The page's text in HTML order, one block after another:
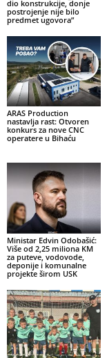
dio konstrukcije, donje
postrojenje nije bilo
predmet ugovora”
ARAS Production
nastavlja rast: Otvoren
konkurs za nove CNC
operatere u Bihaću
Ministar Edvin Odobašić:
Više od 2,25 miliona KM
za puteve, vodovode,
deponije i komunalne
projekte širom USK